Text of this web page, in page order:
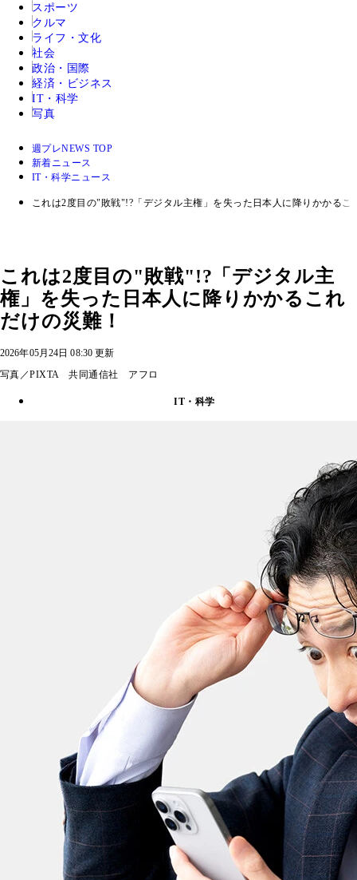
スポーツ
クルマ
ライフ・文化
社会
政治・国際
経済・ビジネス
IT・科学
写真
週プレNEWS TOP
新着ニュース
IT・科学ニュース
これは2度目の"敗戦"!?「デジタル主権」を失った日本人に降りかかるこ
これは2度目の"敗戦"!?「デジタル主
権」を失った日本人に降りかかるこれ
だけの災難！
2026年05月24日 08:30 更新
写真／PIXTA 共同通信社 アフロ
IT・科学